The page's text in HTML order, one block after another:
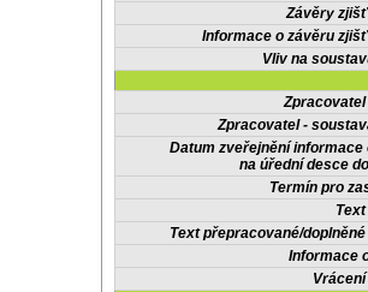
Závěry
Informace o závěru
Vliv na
Zpracovatel -
Datum zveřejnění informace
na úřední desce
Termín pro
Text přepracované/
Informace